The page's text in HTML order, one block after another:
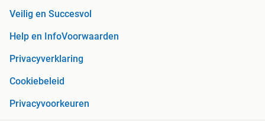
Veilig en Succesvol
Help en InfoVoorwaarden
Privacyverklaring
Cookiebeleid
Privacyvoorkeuren